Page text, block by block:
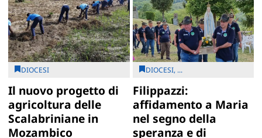
DIOCESI
Il nuovo progetto di
agricoltura delle
Scalabriniane in
Mozambico
DIOCESI, ...
Filippazzi:
affidamento a Maria
nel segno della
speranza e di